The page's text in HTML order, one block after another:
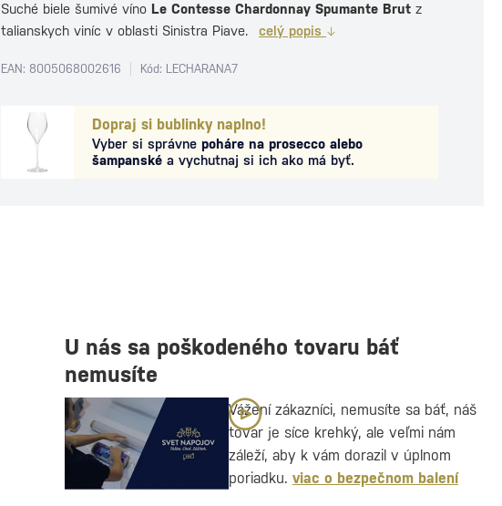
Dopraj si bublinky naplno!
Vyber si správne poháre na prosecco alebo
šampanské a vychutnaj si ich ako má byť.
Suché biele šumivé víno Le Contesse Chardonnay Spumante Brut z
talianskych viníc v oblasti Sinistra Piave.
celý popis
EAN: 8005068002616 Kód: LECHARANA7
U nás sa poškodeného tovaru báť
nemusíte
Vážení zákazníci, nemusíte sa báť, náš
tovar je síce krehký, ale veľmi nám
záleží, aby k vám dorazil v úplnom
poriadku. viac o bezpečnom balení